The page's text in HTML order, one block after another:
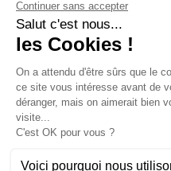
Ma facture
Mentions légales
SERVICE
Pièces détachées
Catégories de produit
Dépannage